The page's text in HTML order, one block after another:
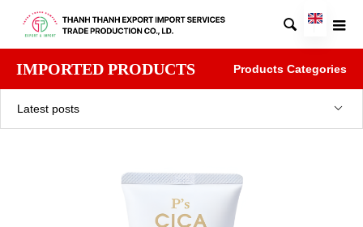

IMPORTED PRODUCTS Products Categories
Latest posts